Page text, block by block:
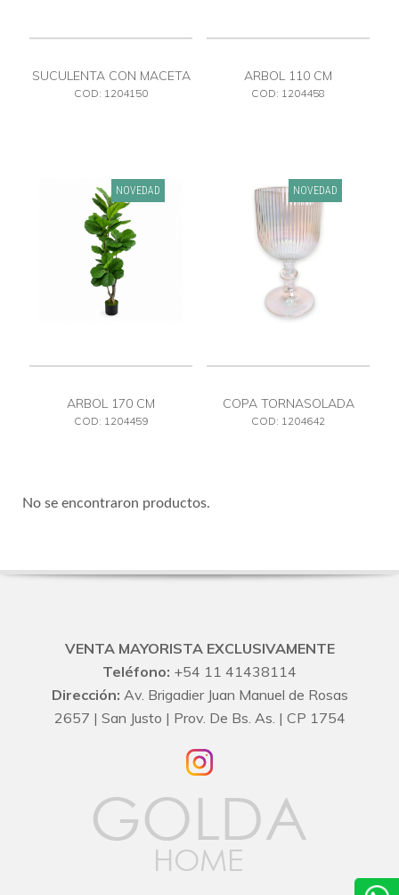
SUCULENTA CON MACETA
COD: 1204150
ARBOL 110 CM
COD: 1204458
NOVEDAD
ARBOL 170 CM
COD: 1204459
NOVEDAD
COPA TORNASOLADA
COD: 1204642
No se encontraron productos.
VENTA MAYORISTA EXCLUSIVAMENTE
Teléfono: +54 11 41438114
Dirección: Av. Brigadier Juan Manuel de Rosas
2657 | San Justo | Prov. De Bs. As. | CP 1754